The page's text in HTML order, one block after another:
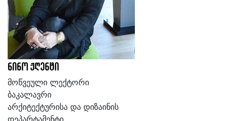
ნინო ჟღენტი
მოწვეული ლექტორი
ბაკალავრი
არქიტექტურისა და დიზაინის
დეპარტამენტი